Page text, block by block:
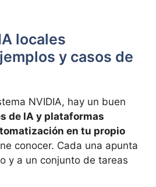
locales
y casos de
NVIDIA, hay un buen
de IA y plataformas
en tu propio
conocer. Cada una apunta
y a un conjunto de tareas